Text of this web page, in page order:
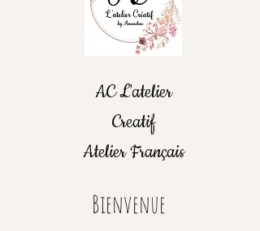
Bienvenue
AC L'atelier
Creatif
Atelier Français